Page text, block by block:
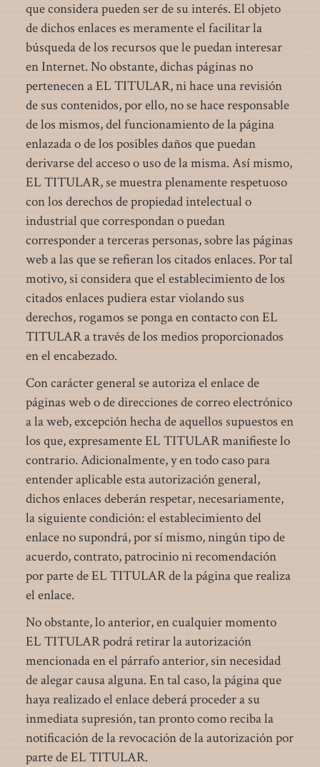
que considera pueden ser de su interés. El objeto
de dichos enlaces es meramente el facilitar la
búsqueda de los recursos que le puedan interesar
en Internet. No obstante, dichas páginas no
pertenecen a EL TITULAR, ni hace una revisión
de sus contenidos, por ello, no se hace responsable
de los mismos, del funcionamiento de la página
enlazada o de los posibles daños que puedan
derivarse del acceso o uso de la misma. Así mismo,
EL TITULAR, se muestra plenamente respetuoso
con los derechos de propiedad intelectual o
industrial que correspondan o puedan
corresponder a terceras personas, sobre las páginas
web a las que se refieran los citados enlaces. Por tal
motivo, si considera que el establecimiento de los
citados enlaces pudiera estar violando sus
derechos, rogamos se ponga en contacto con EL
TITULAR a través de los medios proporcionados
en el encabezado.
Con carácter general se autoriza el enlace de
páginas web o de direcciones de correo electrónico
a la web, excepción hecha de aquellos supuestos en
los que, expresamente EL TITULAR manifieste lo
contrario. Adicionalmente, y en todo caso para
entender aplicable esta autorización general,
dichos enlaces deberán respetar, necesariamente,
la siguiente condición: el establecimiento del
enlace no supondrá, por sí mismo, ningún tipo de
acuerdo, contrato, patrocinio ni recomendación
por parte de EL TITULAR de la página que realiza
el enlace.
No obstante, lo anterior, en cualquier momento
EL TITULAR podrá retirar la autorización
mencionada en el párrafo anterior, sin necesidad
de alegar causa alguna. En tal caso, la página que
haya realizado el enlace deberá proceder a su
inmediata supresión, tan pronto como reciba la
notificación de la revocación de la autorización por
parte de EL TITULAR.